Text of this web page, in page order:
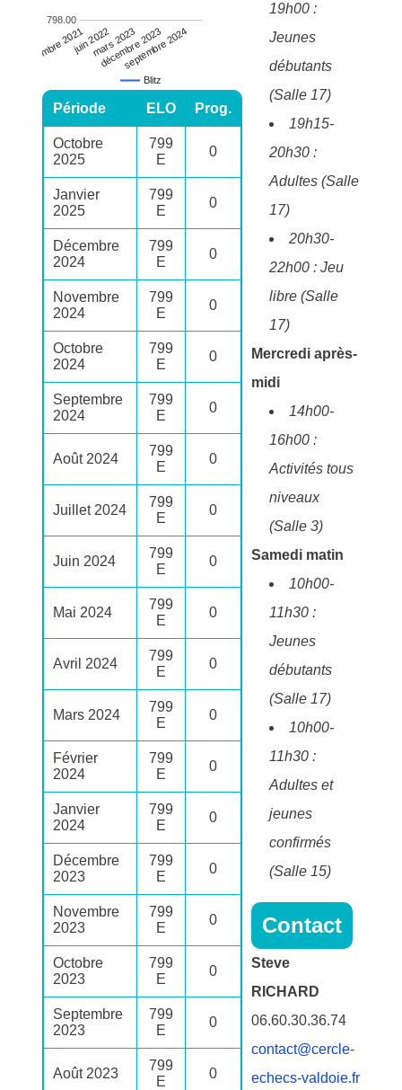
Blitz
septembre 2021juin 2022mars 2023
décembre 2023
septembre 2024
798.00
Période ELO Prog.
Octobre
2025
799
E
0
Janvier
2025
799
E
0
Décembre
2024
799
E
0
Novembre
2024
799
E
0
Octobre
2024
799
E
0
Septembre
2024
799
E
0
Août 2024
799
E
0
Juillet 2024
799
E
0
Juin 2024
799
E
0
Mai 2024
799
E
0
Avril 2024
799
E
0
Mars 2024
799
E
0
Février
2024
799
E
0
Janvier
2024
799
E
0
Décembre
2023
799
E
0
Novembre
2023
799
E
0
Octobre
2023
799
E
0
Septembre
2023
799
E
0
Août 2023
799
E
0
19h00 :
Jeunes
débutants
(Salle 17)
19h15-
20h30 :
Adultes (Salle
17)
20h30-
22h00 : Jeu
libre (Salle
17)
Mercredi après-
midi
14h00-
16h00 :
Activités tous
niveaux
(Salle 3)
Samedi matin
10h00-
11h30 :
Jeunes
débutants
(Salle 17)
10h00-
11h30 :
Adultes et
jeunes
confirmés
(Salle 15)
Contact
Steve
RICHARD
06.60.30.36.74
contact@cercle-
echecs-valdoie.fr